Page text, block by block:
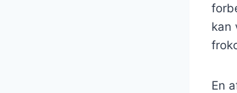
kan
En